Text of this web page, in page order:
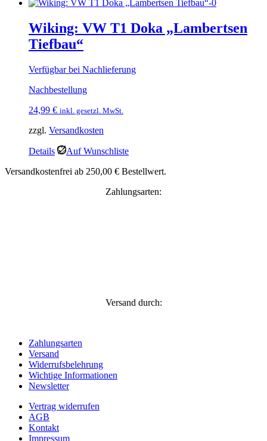
Wiking: VW T1 Doka „Lambertsen
Tiefbau“
Verfügbar bei Nachlieferung
Nachbestellung
24,99 € inkl. gesetzl. MwSt.
zzgl. Versandkosten
Details
Auf Wunschliste
Versandkostenfrei ab 250,00 € Bestellwert.
Zahlungsarten:
Versand durch:
Zahlungsarten
Versand
Widerrufsbelehrung
Wichtige Informationen
Newsletter
Vertrag widerrufen
AGB
Kontakt
Impressum